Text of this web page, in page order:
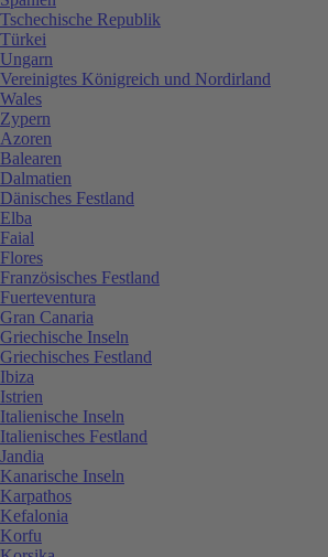
Tschechische Republik
Türkei
Ungarn
Vereinigtes Königreich und Nordirland
Wales
Zypern
Azoren
Balearen
Dalmatien
Dänisches Festland
Elba
Faial
Flores
Französisches Festland
Fuerteventura
Gran Canaria
Griechische Inseln
Griechisches Festland
Ibiza
Istrien
Italienische Inseln
Italienisches Festland
Jandia
Kanarische Inseln
Karpathos
Kefalonia
Korfu